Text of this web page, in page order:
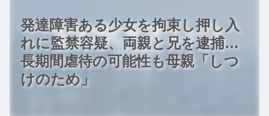
発達障害ある少女を拘束し押し入
れに監禁容疑、両親と兄を逮捕…
長期間虐待の可能性も母親「しつ
けのため」